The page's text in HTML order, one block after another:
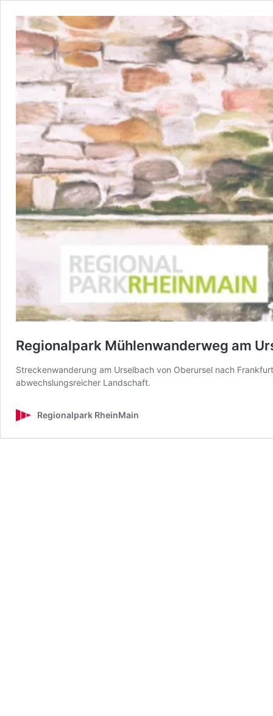
Regionalpark Mühlenwanderweg am
Streckenwanderung am Urselbach von Oberursel nach
abwechslungsreicher Landschaft.
Regionalpark RheinMain